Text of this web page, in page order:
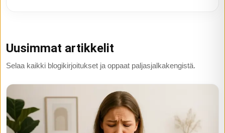
Uusimmat artikkelit
Selaa kaikki blogikirjoitukset ja oppaat paljasjalkakengistä.